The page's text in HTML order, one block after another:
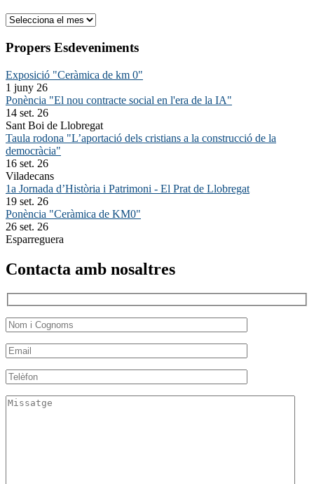
Arxiu
Propers Esdeveniments
Exposició "Ceràmica de km 0"
1 juny 26
Ponència "El nou contracte social en l'era de la IA"
14 set. 26
Sant Boi de Llobregat
Taula rodona "L’aportació dels cristians a la construcció de la
democràcia"
16 set. 26
Viladecans
1a Jornada d’Història i Patrimoni - El Prat de Llobregat
19 set. 26
Ponència "Ceràmica de KM0"
26 set. 26
Esparreguera
Contacta amb nosaltres